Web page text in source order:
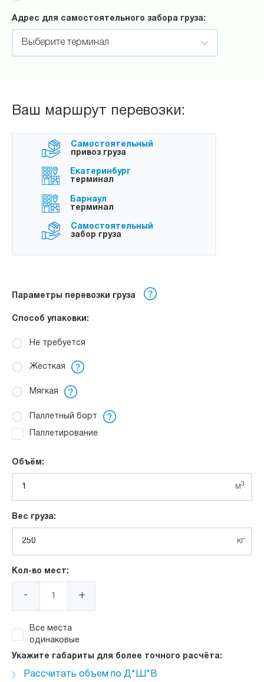
Адрес для самостоятельного забора груза:
Выберите терминал
Ваш маршрут перевозки:
Самостоятельный
привоз груза
Екатеринбург
терминал
Барнаул
терминал
Самостоятельный
забор груза
Параметры перевозки груза
Способ упаковки:
Не требуется
Жесткая
Мягкая
Паллетный борт
Паллетирование
Укажите габариты для более точного расчёта:
Рассчитать объем по Д*Ш*В
Объём:
м3
Вес груза:
кг
Кол-во мест:
- +
Все места
одинаковые